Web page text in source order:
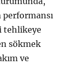
performansı
tehlikeye
sökmek
ve